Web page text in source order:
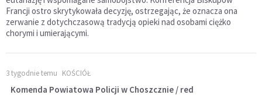
Francji ostro skrytykowała decyzję, ostrzegając, że oznacza ona
zerwanie z dotychczasową tradycją opieki nad osobami ciężko
chorymi i umierającymi.
3 tygodnie temu KOŚCIÓŁ
Komenda Powiatowa Policji w Choszcznie / red